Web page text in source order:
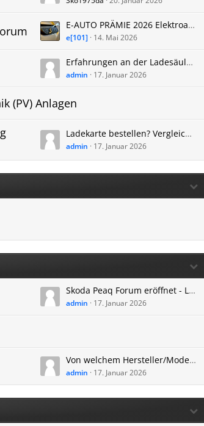
E-AUTO PRÄMIE 2026 Elektroauto Förderung: Bis zu 11.000€ Rekord-Rabatt bei VW & Co.
e[101] 14. Mai 2026
Erfahrungen an der Ladesäule - Skoda Peaq laden - Bilder und Erkenntnisse - Ladestation, öffentlich.
admin 17. Januar 2026
(PV) Anlagen
Ladekarte bestellen? Vergleich EnBW mobility+ ADAC e-Charge Maingau Stadtwerke App oder?
admin 17. Januar 2026
Skoda Peaq Forum eröffnet - Lieferzeit, technische Daten, Anhängerkupplung und mehr
admin 17. Januar 2026
Von welchem Hersteller/Modell kommt ihr und warum wechselt ihr zum Skoda Peaq?
admin 17. Januar 2026